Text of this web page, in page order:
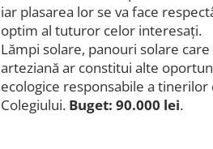
iar plasarea lor se va face
optim al tuturor celor interesați.
Lămpi solare, panouri solare
arteziană ar constitui alte
ecologice responsabile a
Colegiului. Buget: 90.000 lei.